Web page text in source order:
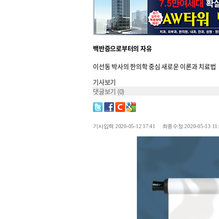
백반증으로부터의 자유
이선동 박사의 한의학 중심 새로운 이론과 치료법
기사보기
댓글보기 (0)
기사입력 2020-05-12 17:41 최종수정 2020-05-13